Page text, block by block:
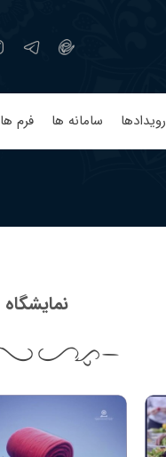
رویدادها سامانه ها فرم ها
نمایشگاه